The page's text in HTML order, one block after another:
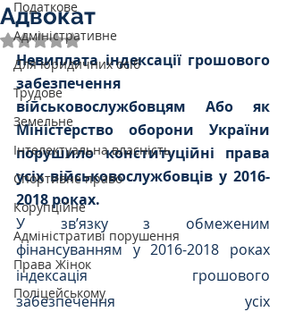
Податкове
Адміністративне
Для юридичних осіб
Трудове
Земельне
Інтелектуальна власність
Спортивне право
Корупційне
Адміністративі порушення
Права Жінок
Поліцейському
Адвокат
Оцінка: NaN з 5 зірок.
Невиплата індексації грошового
забезпечення
військовослужбовцям Або як
Міністерство оборони України
порушило конституційні права
усіх військовослужбовців у 2016-
2018 роках.
У зв’язку з обмеженим
фінансуванням у 2016-2018 роках
індексація грошового
забезпечення усіх